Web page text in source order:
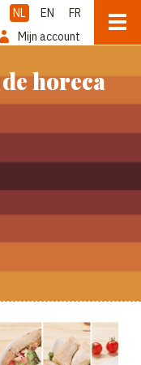
NL EN
FR
Mijn account
horeca